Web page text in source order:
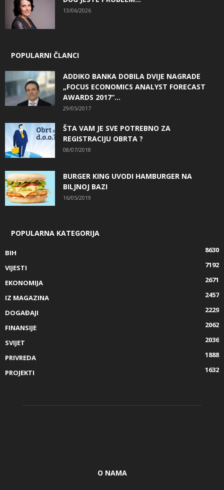
13/06/2026
POPULARNI ČLANCI
ADDIKO BANKA DOBILA DVIJE NAGRADE
„FOCUS ECONOMICS ANALYST FORECAST
AWARDS 2017“...
29/05/2017
ŠTA VAM JE SVE POTREBNO ZA
REGISTRACIJU OBRTA ?
08/07/2018
BURGER KING UVODI HAMBURGER NA
BILJNOJ BAZI
16/05/2019
POPULARNA KATEGORIJA
BIH
8630
VIJESTI
7192
EKONOMIJA
2671
IZ MAGAZINA
2457
DOGAĐAJI
2229
FINANSIJE
2062
SVIJET
2036
PRIVREDA
1888
PROJEKTI
1632
O NAMA